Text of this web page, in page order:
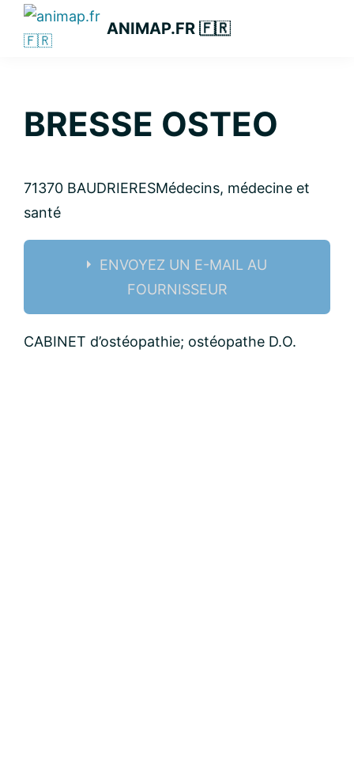
Passer
principale
Passer
Passer
latérale
principale
ANIMAP.FR 🇫🇷
BRESSE OSTEO
71370 BAUDRIERESMédecins, médecine et
santé
ENVOYEZ UN E-MAIL AU
FOURNISSEUR
Nom:
CABINET d’ostéopathie; ostéopathe D.O.